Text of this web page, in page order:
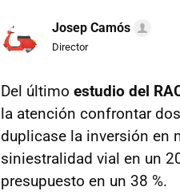
Josep Camós
Director
Del último estudio del
la atención confrontar
duplicase la inversión en
siniestralidad vial en un
presupuesto en un 38 %.